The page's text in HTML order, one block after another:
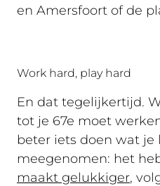
en Amersfoort of de
Work hard, play hard
En dat tegelijkertijd.
tot je 67e moet
beter iets doen wat je
meegenomen: het
maakt gelukkiger,